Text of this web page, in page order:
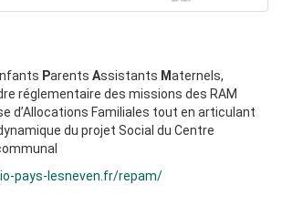
nfants Parents Assistants Maternels,
réglementaire des missions des RAM
d’Allocations Familiales tout en articulant
du projet Social du Centre
pays-lesneven.fr/repam/